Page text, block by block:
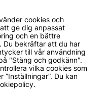
reserverade.
Cookiepolicy|Köp- och
507 40 01
10:00-12:00
cookies och
ge dig anpassat
och en bättre
Du bekräftar att du har
till vår användning
"Stäng och godkänn".
vilka cookies som
Du kan